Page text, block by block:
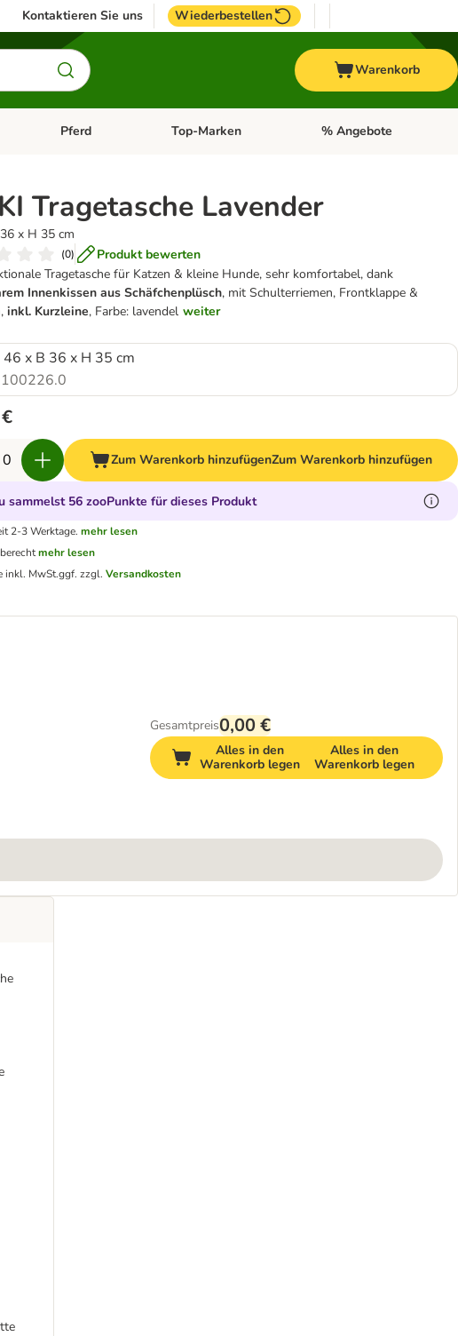
Kontaktieren Sie uns Wiederbestellen
Warenkorb
öffnen: Fisch
Kategorie-Menü öffnen: Vogel
Pferd Kategorie-Menü öffnen: Pferd
Top-Marken Kategorie-Menü öffnen:
% Angebote
Tragetasche Lavender
x H 35 cm
(0)
Produkt bewerten
Tragetasche für Katzen & kleine Hunde, sehr komfortabel, dank
Innenkissen aus Schäfchenplüsch, mit Schulterriemen, Frontklappe &
inkl. Kurzleine, Farbe: lavendel weiter
46 x B 36 x H 35 cm
Zum Warenkorb hinzufügenZum Warenkorb hinzufügen
sammelst 56 zooPunkte für dieses Produkt
2-3 Werktage. mehr lesen
mehr lesen
inkl. MwSt.ggf. zzgl.Versandkosten
Gesamtpreis0,00 €
Alles in den
Warenkorb legen
Alles in den
Warenkorb legen